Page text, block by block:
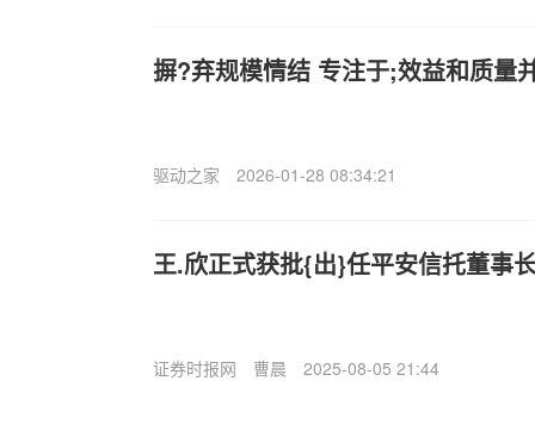
摒?弃规模情结 专注于;效益和质量
驱动之家 2026-01-28 08:34:21
王.欣正式获批{出}任平安信托董事
证券时报网 曹晨 2025-08-05 21:44